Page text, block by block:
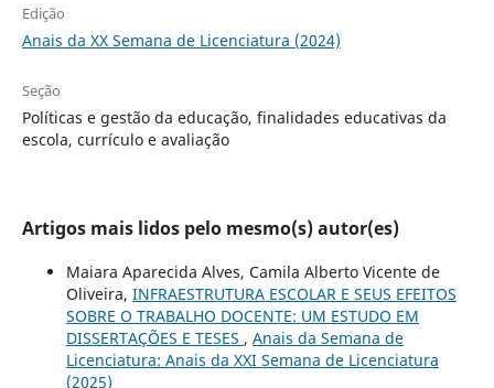
Edição
Anais da XX Semana de Licenciatura (2024)
Seção
Políticas e gestão da educação, finalidades educativas da
escola, currículo e avaliação
Artigos mais lidos pelo mesmo(s) autor(es)
Maiara Aparecida Alves, Camila Alberto Vicente de
Oliveira, INFRAESTRUTURA ESCOLAR E SEUS EFEITOS
SOBRE O TRABALHO DOCENTE: UM ESTUDO EM
DISSERTAÇÕES E TESES , Anais da Semana de
Licenciatura: Anais da XXI Semana de Licenciatura
(2025)